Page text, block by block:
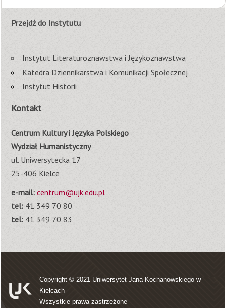
Przejdź do Instytutu
Instytut Literaturoznawstwa i Językoznawstwa
Katedra Dziennikarstwa i Komunikacji Społecznej
Instytut Historii
Kontakt
Centrum Kultury i Języka Polskiego
Wydział Humanistyczny
ul. Uniwersytecka 17
25-406 Kielce
e-mail: centrum@ujk.edu.pl
tel: 41 349 70 80
tel: 41 349 70 83
Copyright © 2021 Uniwersytet Jana Kochanowskiego w
Kielcach
Wszystkie prawa zastrzeżone